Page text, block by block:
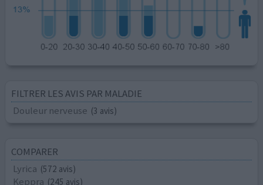
FILTRER LES AVIS PAR MALADIE
Douleur nerveuse (3 avis)
COMPARER
Lyrica (572 avis)
Keppra (245 avis)